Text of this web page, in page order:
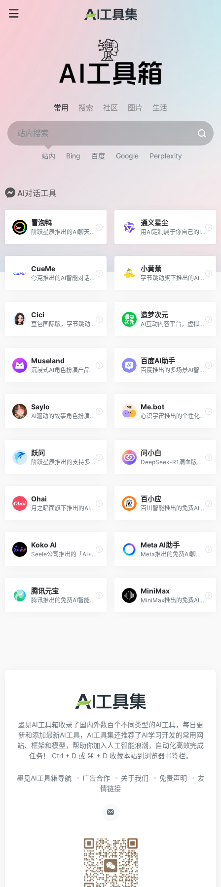
常用 搜索 社区 图片 生活
站内 Bing 百度 Google Perplexity
AI对话工具
冒泡鸭
阶跃星辰推出的AI聊天机器人和智能体平台
通义星尘
用AI定制属于你自己的IP角色
CueMe
夸克推出的AI智能对话助手，支持2万字长文写作
小黄蕉
字节跳动旗下推出的AI虚拟交友聊天平台
Cici
豆包国际版，字节跳动面向海外市场推出的AI助手
造梦次元
AI互动内容平台，虚拟角色逗你开心
Museland
沉浸式AI角色扮演产品
百度AI助手
百度推出的多场景AI智能体助手
Saylo
AI驱动的故事角色扮演游戏应用，沉浸式的剧本互动体验
Me.bot
心识宇宙推出的个性化AI伴侣产品
跃问
阶跃星辰推出的支持多模态的AI聊天机器人
问小白
DeepSeek-R1满血版免费不限次，支持联网搜索、文件上传
Ohai
月之暗面旗下推出的AI角色扮演虚拟陪伴应用
百小应
百川智能推出的免费AI助手
Koko AI
Seele公司推出的「AI+3D」情感陪伴产品
Meta AI助手
Meta推出的免费AI聊天助手
腾讯元宝
腾讯推出的免费AI智能助手
MiniMax
MiniMax推出的免费AI智能聊天助理
墨见AI工具箱收录了国内外数百个不同类型的AI工具，每日更
新和添加最新AI工具，AI工具集还推荐了AI学习开发的常用网
站、框架和模型，帮助你加入人工智能浪潮，自动化高效完成
任务！ Ctrl + D 或 ⌘ + D 收藏本站到浏览器书签栏。
墨见AI工具箱导航 广告合作 关于我们 免责声明
友
情链接